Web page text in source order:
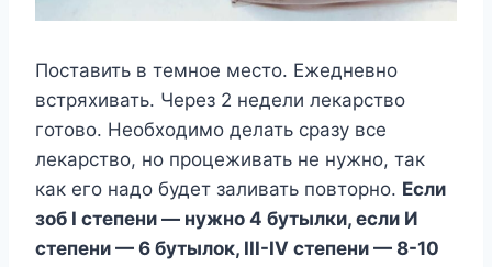
Поставить в темное место. Ежедневно
встряхивать. Через 2 недели лекарство
готово. Необходимо делать сразу все
лекарство, но процеживать не нужно, так
как его надо будет заливать повторно. Если
зоб I степени — нужно 4 бутылки, если И
степени — 6 бутылок, III-IV степени — 8-10